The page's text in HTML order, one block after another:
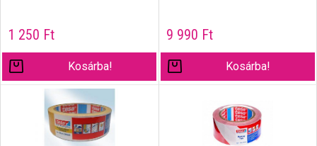
1 250 Ft
Kosárba!
9 990 Ft
Kosárba!